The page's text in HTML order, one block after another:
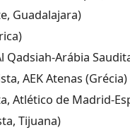
Guadalajara)
Qadsiah-Arábia
AEK Atenas (Grécia)
Atlético de Madrid-
Tijuana)